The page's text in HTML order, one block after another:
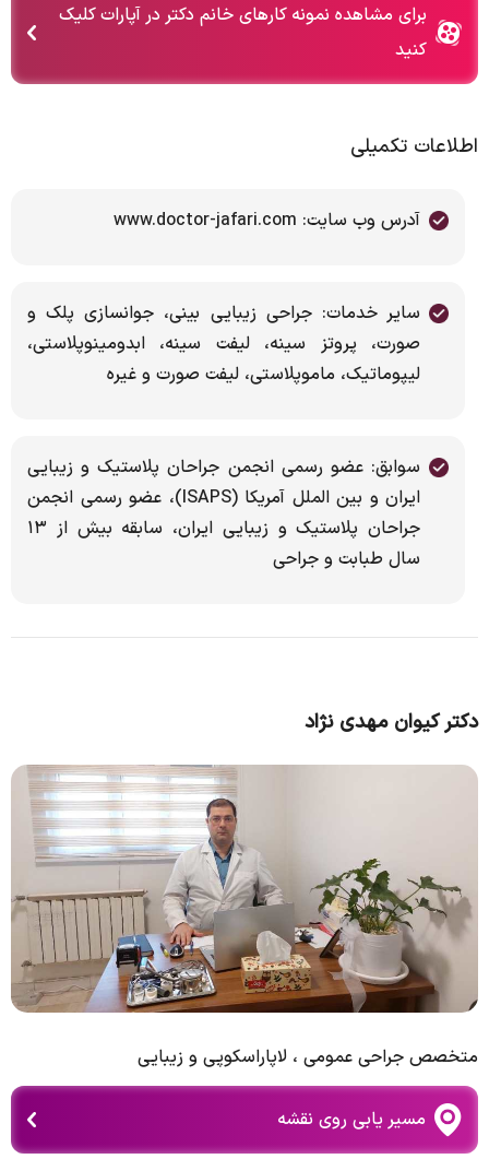
برای مشاهده نمونه کارهای خانم دکتر در آپارات کلیک
کنید
اطلاعات تکمیلی
آدرس وب سایت: www.doctor-jafari.com
سایر خدمات: جراحی زیبایی بینی، جوانسازی پلک و
صورت، پروتز سینه، لیفت سینه، ابدومینوپلاستی،
لیپوماتیک، ماموپلاستی، لیفت صورت و غیره
سوابق: عضو رسمی انجمن جراحان پلاستیک و زیبایی
ایران و بین الملل آمریکا (ISAPS)، عضو رسمی انجمن
جراحان پلاستیک و زیبایی ایران، سابقه بیش از ۱۳
سال طبابت و جراحی
دکتر کیوان مهدی نژاد
متخصص جراحی عمومی ، لاپاراسکوپی و زیبایی
مسیر یابی روی نقشه